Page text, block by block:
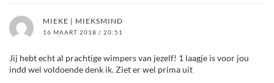
MIEKE | MIEKSMIND
16 MAART 2018 / 20:51
Jij hebt echt al prachtige wimpers van jezelf! 1 laagje is voor jou
indd wel voldoende denk ik. Ziet er wel prima uit